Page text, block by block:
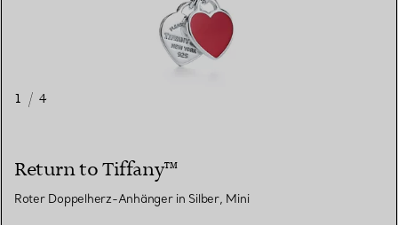
1 / 4
Return to Tiffany™
Roter Doppelherz-Anhänger in Silber, Mini